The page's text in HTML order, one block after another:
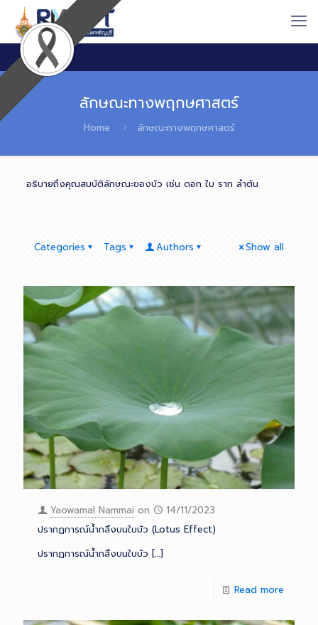
ลักษณะทางพฤกษศาสตร์
Home ลักษณะทางพฤกษศาสตร์
อธิบายถึงคุณสมบัติลักษณะของบัว เช่น ดอก ใบ ราก ลำต้น
Categories Tags Authors Show all
Yaowamal Nammai on
14/11/2023
ปรากฏการณ์นํ้ากลิ้งบนใบบัว (Lotus Effect)
ปรากฏการณ์นํ้ากลิ้งบนใบบัว […]
Read more